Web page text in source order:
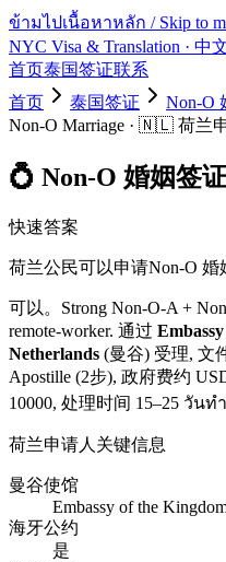
ข้ามไปเนื้อหาหลัก / Skip to
NYC Visa & Translation · 中
首页泰国签证联系
首页
泰国签证 Non-O
Non-O Marriage · 🇳🇱 荷兰
💍 Non-O 婚姻签
快速答案
荷兰公民可以申请Non-O 婚
可以。 Strong Non-O-A +
remote-worker. 通过
Netherlands (曼谷) 受理, 文
Apostille (2步), 政府费约
10000, 处理时间 15–25 วันท
荷兰申请人关键信息
曼谷使馆
Embassy of the
海牙公约
是